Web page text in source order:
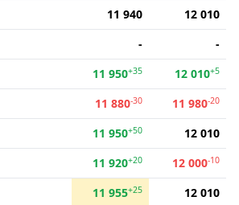
11 940
12 010
-
-
11 950+35 12 010+5
11 880-30 11 980-20
11 950+50
12 010
11 920+20 12 000-10
11 955+25
12 010